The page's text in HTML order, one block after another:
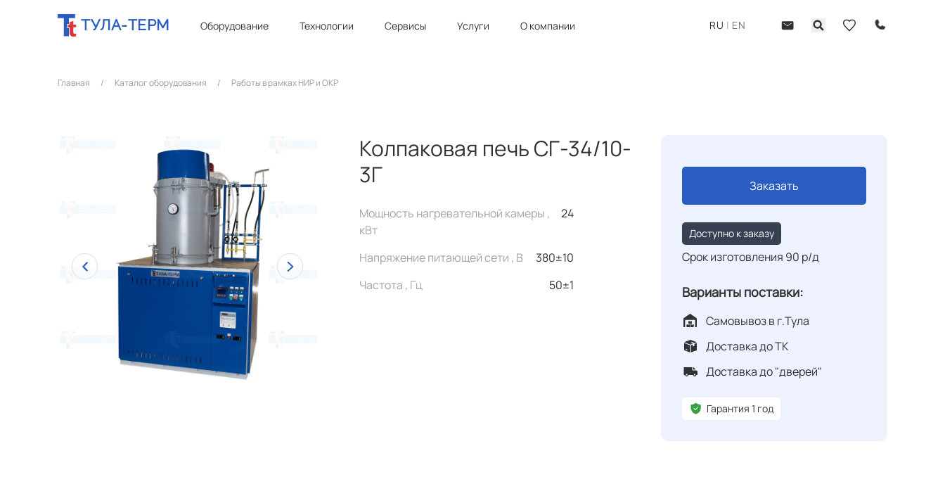
ТУЛА-ТЕРМ Оборудование Технологии Сервисы Услуги О компании RU | EN
Главная / Каталог оборудования / Работы в рамках НИР и ОКР
Колпаковая печь СГ-34/10-
3Г
Мощность нагревательной камеры ,
кВт
24
Напряжение питающей сети , В
380±10
Частота , Гц
50±1
Заказать
Доступно к заказу
Срок изготовления 90 р/д
Варианты поставки:
Самовывоз в г.Тула
Доставка до ТК
Доставка до "дверей"
Гарантия 1 год